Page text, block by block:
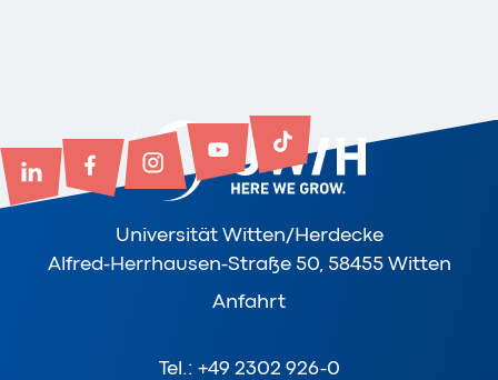
Universität Witten/Herdecke
Alfred-Herrhausen-Straße 50, 58455 Witten
Anfahrt
Tel.: +49 2302 926-0